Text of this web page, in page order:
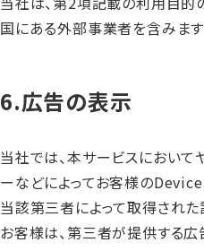
国にある外部事業者を含みます
6.広告の表示
当社では、本サービスにおい
ーなどによってお客様の
当該第三者によって取得された
お客様は、第三者が提供する